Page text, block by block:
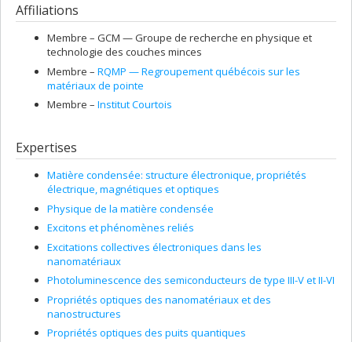
Affiliations
Membre – GCM — Groupe de recherche en physique et
technologie des couches minces
Membre – RQMP — Regroupement québécois sur les
matériaux de pointe
Membre – Institut Courtois
Expertises
Matière condensée: structure électronique, propriétés
électrique, magnétiques et optiques
Physique de la matière condensée
Excitons et phénomènes reliés
Excitations collectives électroniques dans les
nanomatériaux
Photoluminescence des semiconducteurs de type III-V et II-VI
Propriétés optiques des nanomatériaux et des
nanostructures
Propriétés optiques des puits quantiques